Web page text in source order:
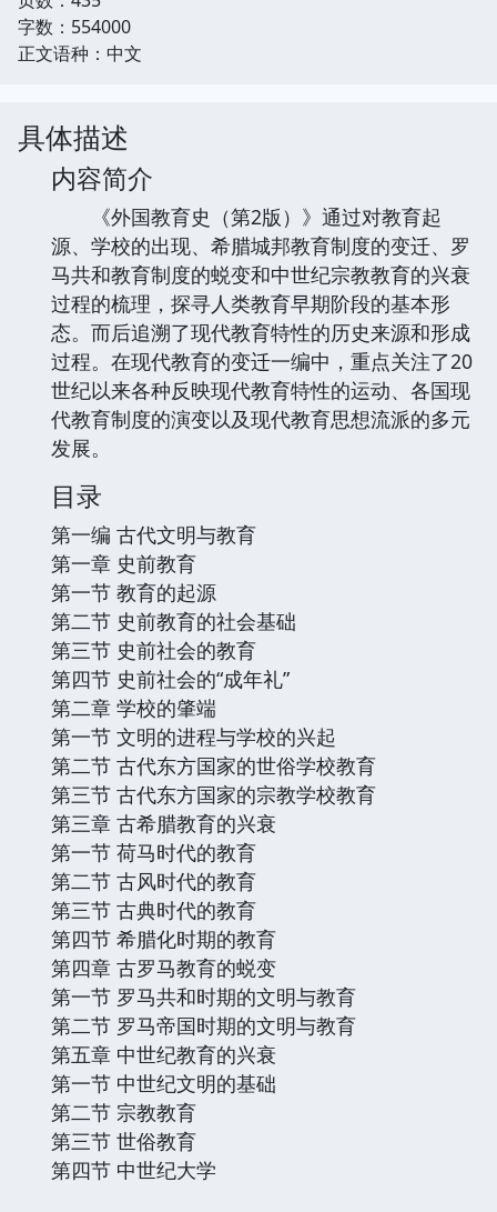
字数：554000
正文语种：中文
具体描述
内容简介
《外国教育史（第2版）》通过对教育起
源、学校的出现、希腊城邦教育制度的变迁、罗
马共和教育制度的蜕变和中世纪宗教教育的兴衰
过程的梳理，探寻人类教育早期阶段的基本形
态。而后追溯了现代教育特性的历史来源和形成
过程。在现代教育的变迁一编中，重点关注了20
世纪以来各种反映现代教育特性的运动、各国现
代教育制度的演变以及现代教育思想流派的多元
发展。
目录
第一编 古代文明与教育
第一章 史前教育
第一节 教育的起源
第二节 史前教育的社会基础
第三节 史前社会的教育
第四节 史前社会的“成年礼”
第二章 学校的肇端
第一节 文明的进程与学校的兴起
第二节 古代东方国家的世俗学校教育
第三节 古代东方国家的宗教学校教育
第三章 古希腊教育的兴衰
第一节 荷马时代的教育
第二节 古风时代的教育
第三节 古典时代的教育
第四节 希腊化时期的教育
第四章 古罗马教育的蜕变
第一节 罗马共和时期的文明与教育
第二节 罗马帝国时期的文明与教育
第五章 中世纪教育的兴衰
第一节 中世纪文明的基础
第二节 宗教教育
第三节 世俗教育
第四节 中世纪大学